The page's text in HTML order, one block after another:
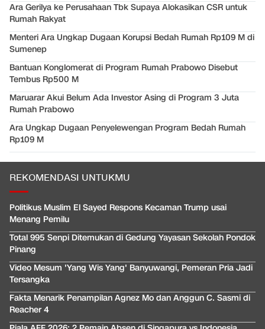
Ara Gerilya ke Perusahaan Tbk Supaya Alokasikan CSR untuk
Rumah Rakyat
Menteri Ara Ungkap Dugaan Korupsi Bedah Rumah Rp109 M di
Sumenep
Bantuan Konglomerat di Program Rumah Prabowo Disebut
Tembus Rp500 M
Maruarar Akui Belum Ada Investor Asing di Program 3 Juta
Rumah Prabowo
Ara Ungkap Dugaan Penyelewengan Program Bedah Rumah
Rp109 M
REKOMENDASI UNTUKMU
Politikus Muslim El Sayed Respons Kecaman Trump usai
Menang Pemilu
Total 995 Senpi Ditemukan di Gedung Yayasan Sekolah Pondok
Pinang
Video Mesum 'Yang Wis Yang' Banyuwangi, Pemeran Pria Jadi
Tersangka
Fakta Menarik Penampilan Agnez Mo dan Anggun C. Sasmi di
Reacher 4